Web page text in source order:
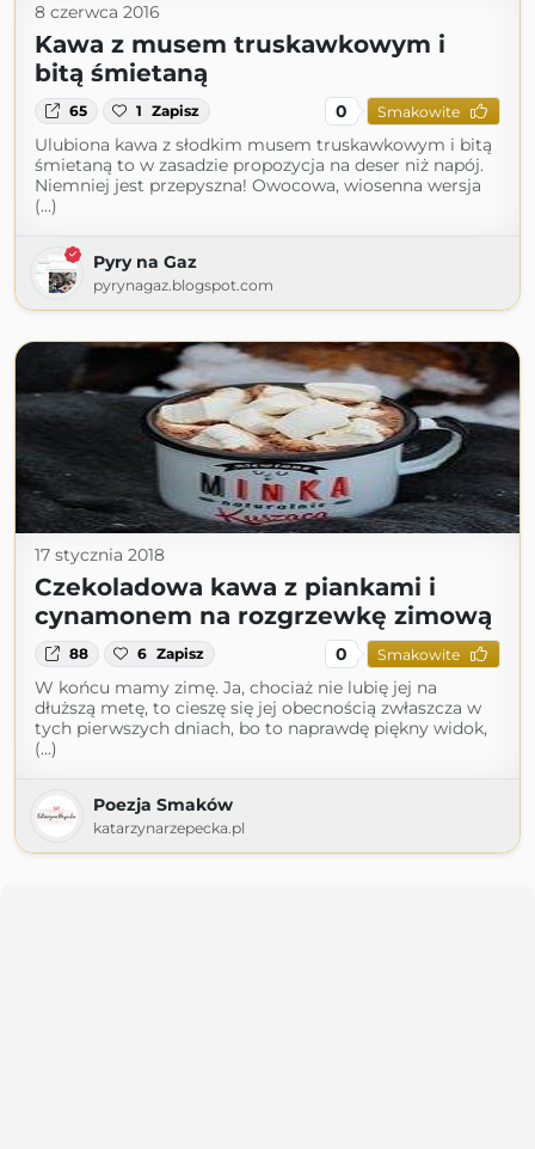
8 czerwca 2016
Kawa z musem truskawkowym i
bitą śmietaną
65 1 Zapisz 0 Smakowite
Ulubiona kawa z słodkim musem truskawkowym i bitą
śmietaną to w zasadzie propozycja na deser niż napój.
Niemniej jest przepyszna! Owocowa, wiosenna wersja
(...)
Pyry na Gaz
pyrynagaz.blogspot.com
17 stycznia 2018
Czekoladowa kawa z piankami i
cynamonem na rozgrzewkę zimową
88 6 Zapisz 0 Smakowite
W końcu mamy zimę. Ja, chociaż nie lubię jej na
dłuższą metę, to cieszę się jej obecnością zwłaszcza w
tych pierwszych dniach, bo to naprawdę piękny widok,
(...)
Poezja Smaków
katarzynarzepecka.pl